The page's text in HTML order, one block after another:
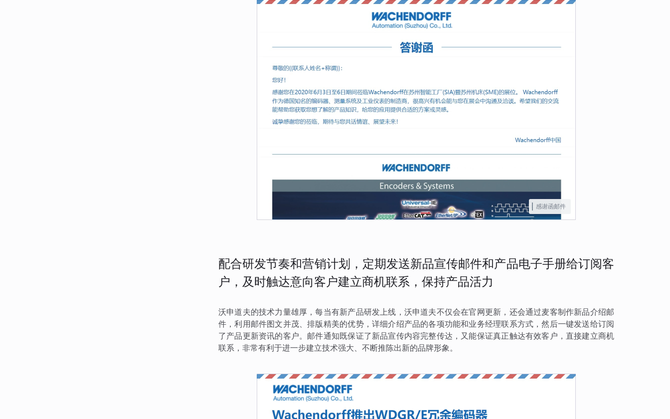
感谢函邮件
配合研发节奏和营销计划，定期发送新品宣传邮件和产品电子手册给订阅客
户，及时触达意向客户建立商机联系，保持产品活力
沃申道夫的技术力量雄厚，每当有新产品研发上线，沃申道夫不仅会在官网更新，还会通过麦客制作新品介绍邮
件，利用邮件图文并茂、排版精美的优势，详细介绍产品的各项功能和业务经理联系方式，然后一键发送给订阅
了产品更新资讯的客户。邮件通知既保证了新品宣传内容完整传达，又能保证真正触达有效客户，直接建立商机
联系，非常有利于进一步建立技术强大、不断推陈出新的品牌形象。